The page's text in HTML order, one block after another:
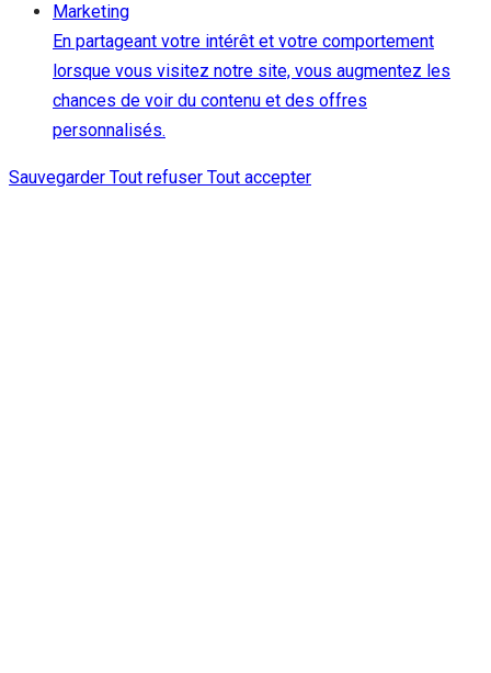
Marketing
En partageant votre intérêt et votre comportement
lorsque vous visitez notre site, vous augmentez les
chances de voir du contenu et des offres
personnalisés.
Sauvegarder Tout refuser Tout accepter